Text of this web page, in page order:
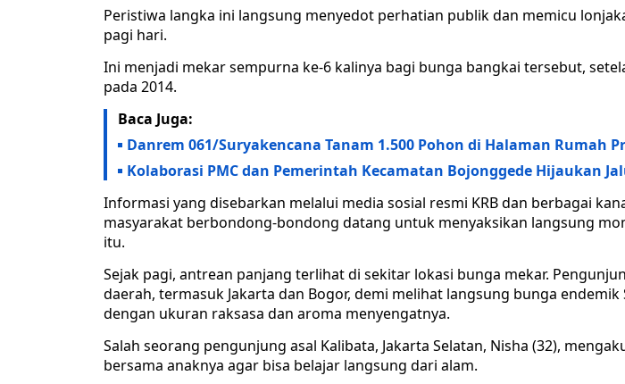
Peristiwa langka ini langsung menyedot perhatian publik dan memicu
pagi hari.
Ini menjadi mekar sempurna ke-6 kalinya bagi bunga bangkai tersebut,
pada 2014.
Baca Juga:
Danrem 061/Suryakencana Tanam 1.500 Pohon di Halaman Rumah
Kolaborasi PMC dan Pemerintah Kecamatan Bojonggede Hijaukan
Informasi yang disebarkan melalui media sosial resmi KRB dan berbagai
masyarakat berbondong-bondong datang untuk menyaksikan langsung
itu.
Sejak pagi, antrean panjang terlihat di sekitar lokasi bunga mekar.
daerah, termasuk Jakarta dan Bogor, demi melihat langsung bunga
dengan ukuran raksasa dan aroma menyengatnya.
Salah seorang pengunjung asal Kalibata, Jakarta Selatan, Nisha (32),
bersama anaknya agar bisa belajar langsung dari alam.